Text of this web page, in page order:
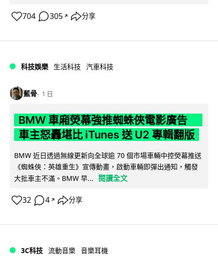
704 305 ↗ 分享
科技娛樂 生活科技 汽車科技
藍骨 1 日
BMW 車廂熒幕強推蜘蛛俠電影廣告
車主怒轟堪比 iTunes 送 U2 專輯翻版
BMW 近日透過無線更新向全球逾 70 個市場車輛中控熒幕推送
《蜘蛛俠：英雄重生》宣傳動畫，啟動車輛即彈出通知，觸發
大批車主不滿。BMW 早...
閱讀全文
32 4 ↗ 分享
3C科技 流動音樂 音樂耳機